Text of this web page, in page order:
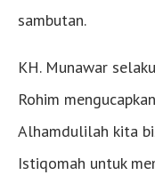
sambutan.
KH. Munawar
Rohim
Alhamdulilah kita
Istiqomah untuk